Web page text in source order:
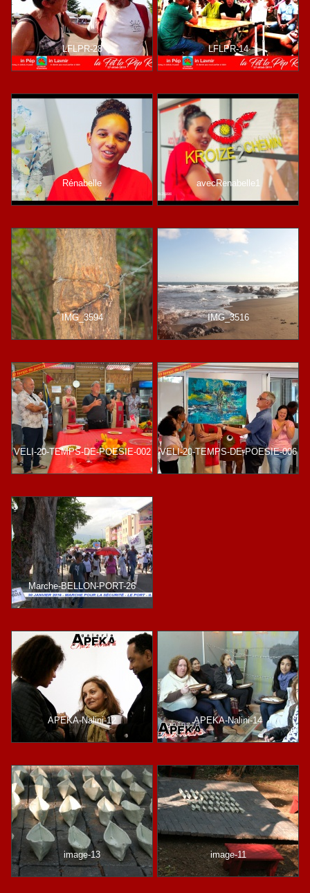
LFLPR-28 LFLPR-14
Rénabelle avecRenabelle1
IMG_3594 IMG_3516
VELI-20-TEMPS-DE-POESIE-002 VELI-20-TEMPS-DE-POESIE-006
Marche-BELLON-PORT-26
APEKA-Nalini-12 APEKA-Nalini-14
image-13 image-11